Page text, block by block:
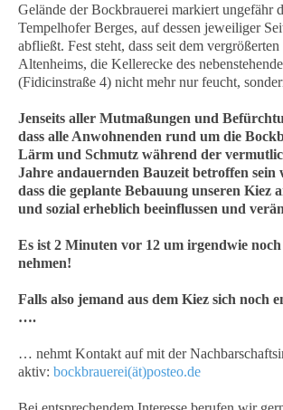
Gelände der Bockbrauerei markiert ungefähr
Tempelhofer Berges, auf dessen jeweiliger
abfließt. Fest steht, dass seit dem
Altenheims, die Kellerecke des
(Fidicinstraße 4) nicht mehr nur feucht,
Jenseits aller Mutmaßungen und
dass alle Anwohnenden rund um die
Lärm und Schmutz während der
Jahre andauernden Bauzeit betroffen sein
dass die geplante Bebauung unseren Kiez
und sozial erheblich beeinflussen und
Es ist 2 Minuten vor 12 um irgendwie
nehmen!
Falls also jemand aus dem Kiez sich noch
….
… nehmt Kontakt auf mit der
aktiv: bockbrauerei(ät)posteo.de